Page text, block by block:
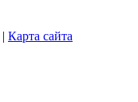
| Карта сайта